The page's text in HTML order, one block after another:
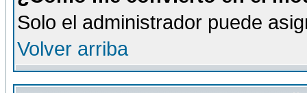
Solo el administrador puede
Volver arriba